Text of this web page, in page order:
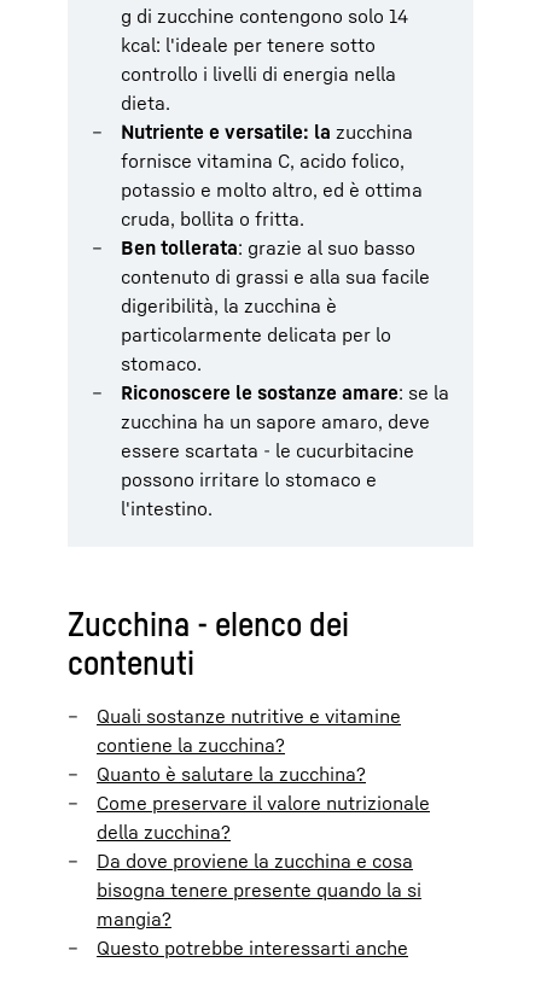
g di zucchine contengono solo 14
kcal: l'ideale per tenere sotto
controllo i livelli di energia nella
dieta.
Nutriente e versatile: la zucchina
fornisce vitamina C, acido folico,
potassio e molto altro, ed è ottima
cruda, bollita o fritta.
Ben tollerata: grazie al suo basso
contenuto di grassi e alla sua facile
digeribilità, la zucchina è
particolarmente delicata per lo
stomaco.
Riconoscere le sostanze amare: se la
zucchina ha un sapore amaro, deve
essere scartata - le cucurbitacine
possono irritare lo stomaco e
l'intestino.
Zucchina - elenco dei
contenuti
Quali sostanze nutritive e vitamine
contiene la zucchina?
Quanto è salutare la zucchina?
Come preservare il valore nutrizionale
della zucchina?
Da dove proviene la zucchina e cosa
bisogna tenere presente quando la si
mangia?
Questo potrebbe interessarti anche